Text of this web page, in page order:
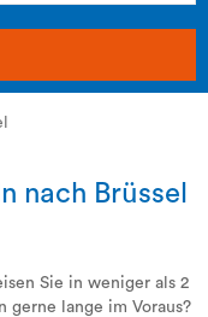
nach Brüssel
Sie in weniger als 2
gerne lange im Voraus?